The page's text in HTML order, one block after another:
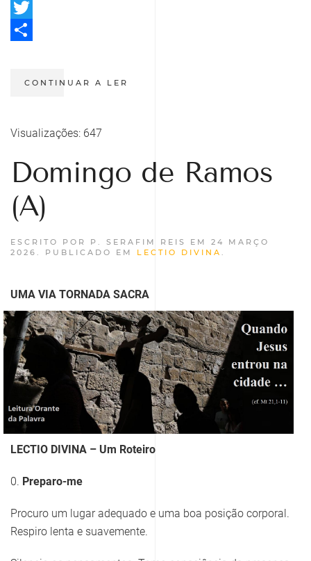
Facebook
Twitter
CONTINUAR A LER
Visualizações: 647
Domingo de Ramos
(A)
ESCRITO POR P. SERAFIM REIS EM 24 MARÇO
2026 . PUBLICADO EM LECTIO DIVINA .
UMA VIA TORNADA SACRA
LECTIO DIVINA – Um Roteiro
0. Preparo-me
Procuro um lugar adequado e uma boa posição corporal.
Respiro lenta e suavemente.